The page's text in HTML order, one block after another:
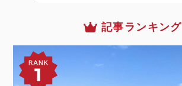
記事ランキング